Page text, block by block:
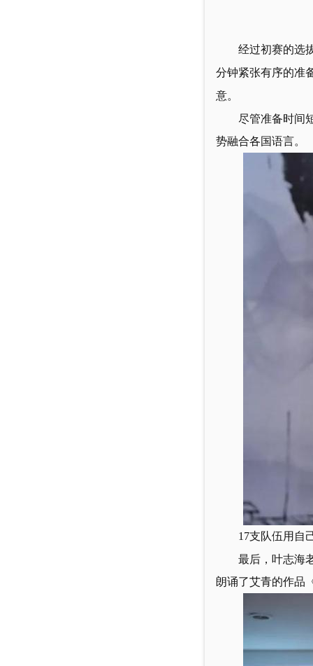
经过初赛的选
分钟紧张有序的准
意。
尽管准备时间
势融合各国语言。
17支队伍用自
最后， 叶志海
朗诵了艾青的作品